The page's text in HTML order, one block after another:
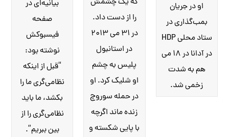
بیانیه‌ای در
صفحه
فیسبوکش
نوشته بود:
“قبل از اینکه
نظامی‌گری ما را
بکشد، ما باید
نظامی‌گری را از
بین ببریم”.
را از دست داد.
در ۳۱ می ۲۰۱۳
در استانبول
پلیس به چشم
او شلیک کرد. او
در حمله سوروچ
زنده ماند اگرچه
با پایی شکسته و
او در جریان
بمب‌گذاری در
ستاد محلی HDP
در آدانا در ۱۸ می
هم به شدت
زخمی شد.